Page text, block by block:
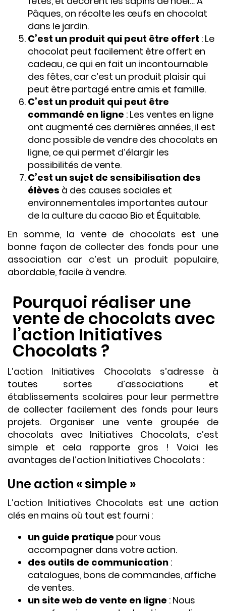
Pâques, on récolte les œufs en chocolat
dans le jardin.
C’est un produit qui peut être offert : Le
chocolat peut facilement être offert en
cadeau, ce qui en fait un incontournable
des fêtes, car c’est un produit plaisir qui
peut être partagé entre amis et famille.
C’est un produit qui peut être
commandé en ligne : Les ventes en ligne
ont augmenté ces dernières années, il est
donc possible de vendre des chocolats en
ligne, ce qui permet d’élargir les
possibilités de vente.
C’est un sujet de sensibilisation des
élèves à des causes sociales et
environnementales importantes autour
de la culture du cacao Bio et Équitable.
En somme, la vente de chocolats est une
bonne façon de collecter des fonds pour une
association car c’est un produit populaire,
abordable, facile à vendre.
Pourquoi réaliser une
vente de chocolats avec
l’action Initiatives
Chocolats ?
L’action Initiatives Chocolats s’adresse à
toutes sortes d’associations et
établissements scolaires pour leur permettre
de collecter facilement des fonds pour leurs
projets. Organiser une vente groupée de
chocolats avec Initiatives Chocolats, c’est
simple et cela rapporte gros ! Voici les
avantages de l’action Initiatives Chocolats :
Une action « simple »
L’action Initiatives Chocolats est une action
clés en mains où tout est fourni :
un guide pratique pour vous
accompagner dans votre action.
des outils de communication :
catalogues, bons de commandes, affiche
de ventes.
un site web de vente en ligne : Nous